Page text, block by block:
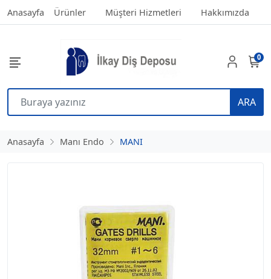
Anasayfa Ürünler Müşteri Hizmetleri Hakkımızda
ARA
0
Anasayfa Manı Endo MANI